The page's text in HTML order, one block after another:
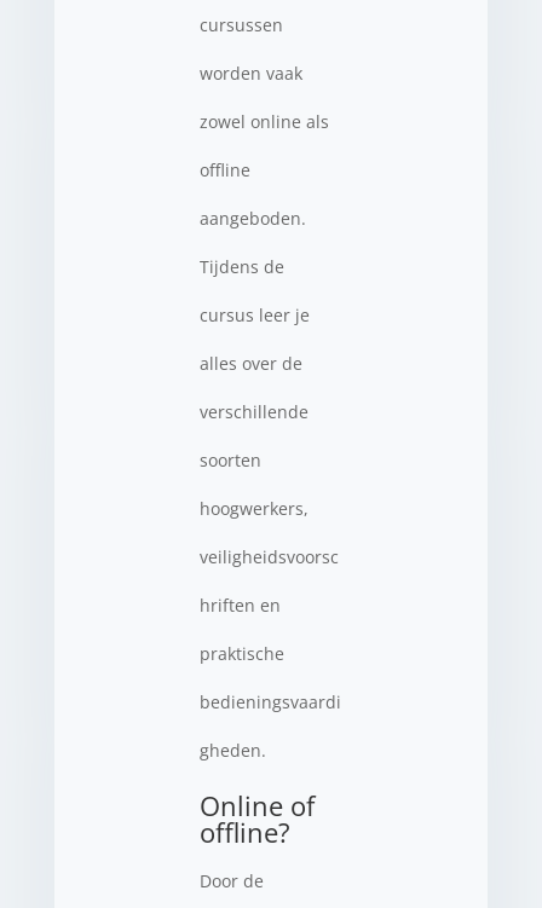
cursussen
worden vaak
zowel online als
offline
aangeboden.
Tijdens de
cursus leer je
alles over de
verschillende
soorten
hoogwerkers,
veiligheidsvoorsc
hriften en
praktische
bedieningsvaardi
gheden.
Online of
offline?
Door de